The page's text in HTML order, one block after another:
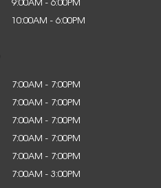
9:00AM - 6:00PM
10:00AM - 6:00PM
7:00AM - 7:00PM
7:00AM - 7:00PM
7:00AM - 7:00PM
7:00AM - 7:00PM
7:00AM - 7:00PM
7:00AM - 3:00PM